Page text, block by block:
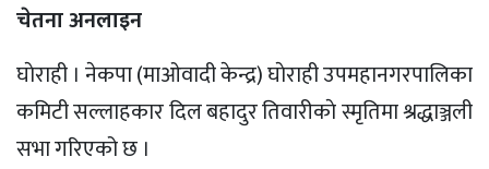
चेतना अनलाइन
घाेराही । नेकपा (माओवादी केन्द्र) घाेराही उपमहानगरपालिका
कमिटी सल्लाहकार दिल बहादुर तिवारीकाे स्मृतिमा श्रद्धाञ्जली
सभा गरिएको छ ।